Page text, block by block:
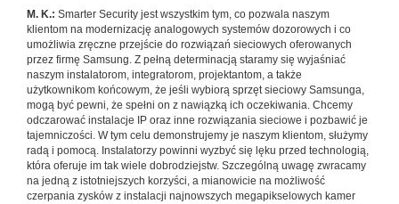
M. K.: Smarter Security jest wszystkim tym, co pozwala naszym
klientom na modernizację analogowych systemów dozorowych i co
umożliwia zręczne przejście do rozwiązań sieciowych oferowanych
przez firmę Samsung. Z pełną determinacją staramy się wyjaśniać
naszym instalatorom, integratorom, projektantom, a także
użytkownikom końcowym, że jeśli wybiorą sprzęt sieciowy Samsunga,
mogą być pewni, że spełni on z nawiązką ich oczekiwania. Chcemy
odczarować instalacje IP oraz inne rozwiązania sieciowe i pozbawić je
tajemniczości. W tym celu demonstrujemy je naszym klientom, służymy
radą i pomocą. Instalatorzy powinni wyzbyć się lęku przed technologią,
która oferuje im tak wiele dobrodziejstw. Szczególną uwagę zwracamy
na jedną z istotniejszych korzyści, a mianowicie na możliwość
czerpania zysków z instalacji najnowszych megapikselowych kamer